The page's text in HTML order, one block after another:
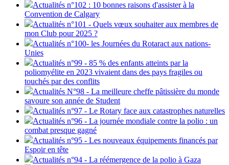
Actualités n°102 : 10 bonnes raisons d'assister à la
Convention de Calgary
Actualités n°101 - Quels vœux souhaiter aux membres de
mon Club pour 2025 ?
Actualités n°100- les Journées du Rotaract aux nations-
Unies
Actualités n°99 - 85 % des enfants atteints par la
poliomyélite en 2023 vivaient dans des pays fragiles ou
touchés par des conflits
Actualités N°98 - La meilleure cheffe pâtissière du monde
savoure son année de Student
Actualités n°97 - Le Rotary face aux catastrophes naturelles
Actualités n°96 - La journée mondiale contre la polio : un
combat presque gagné
Actualités n°95 - Les nouveaux équipements financés par
Espoir en tête
Actualités n°94 - La réémergence de la polio à Gaza